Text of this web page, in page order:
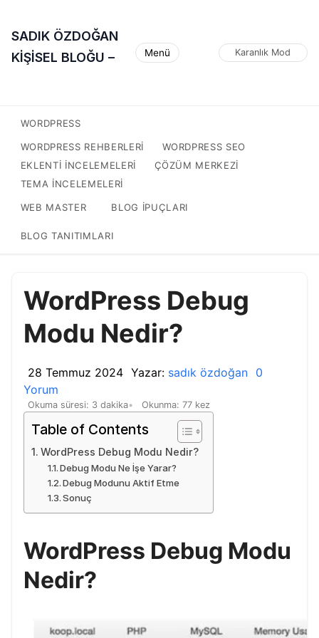
SADIK ÖZDOĞAN
KİŞİSEL BLOĞU –
Menü Karanlık Mod
WORDPRESS
WORDPRESS REHBERLERI
WORDPRESS SEO
EKLENTI INCELEMELERI
ÇÖZÜM MERKEZI
TEMA INCELEMELERI
WEB MASTER BLOG IPUÇLARI
BLOG TANITIMLARI
WordPress Debug
Modu Nedir?
28 Temmuz 2024 Yazar: sadık özdoğan 0
Yorum
Okuma süresi: 3 dakika Okunma: 77 kez
Table of Contents
WordPress Debug Modu Nedir?
Debug Modu Ne İşe Yarar?
Debug Modunu Aktif Etme
Sonuç
WordPress Debug Modu
Nedir?